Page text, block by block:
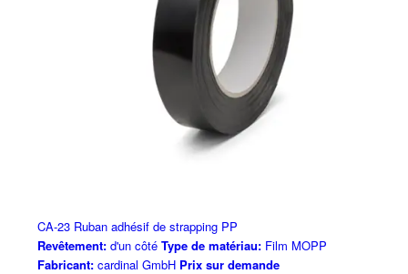
CA-23 Ruban adhésif de strapping PP
Revêtement:d'un côté Type de matériau:Film MOPP
Fabricant:cardinal GmbH Prix sur demande